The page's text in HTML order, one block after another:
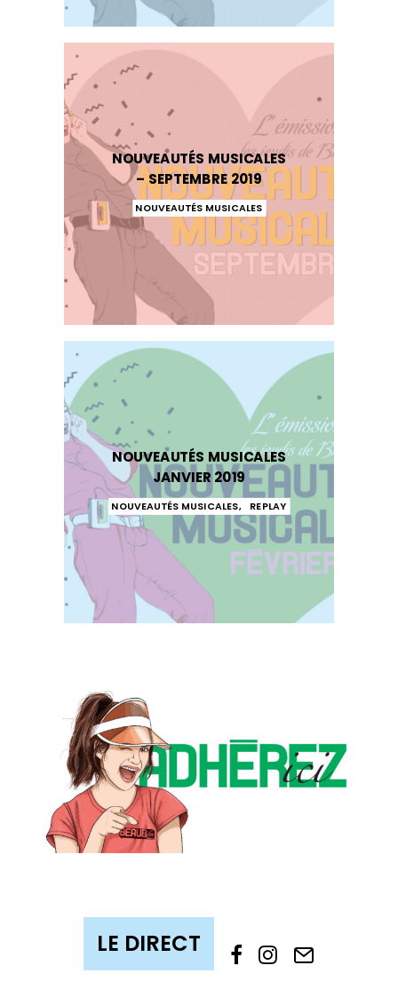
NOUVEAUTÉS MUSICALES
– SEPTEMBRE 2019
NOUVEAUTÉS MUSICALES
NOUVEAUTÉS MUSICALES
JANVIER 2019
NOUVEAUTÉS MUSICALES, REPLAY